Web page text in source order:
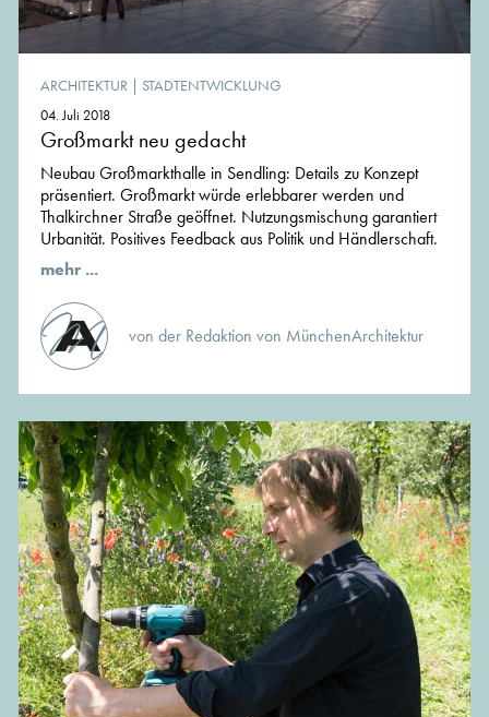
ARCHITEKTUR | STADTENTWICKLUNG
04. Juli 2018
Großmarkt neu gedacht
Neubau Großmarkthalle in Sendling: Details zu Konzept
präsentiert. Großmarkt würde erlebbarer werden und
Thalkirchner Straße geöffnet. Nutzungsmischung garantiert
Urbanität. Positives Feedback aus Politik und Händlerschaft.
mehr ...
von der Redaktion von MünchenArchitektur